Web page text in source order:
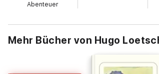
Abenteuer
Mehr Bücher von Hugo